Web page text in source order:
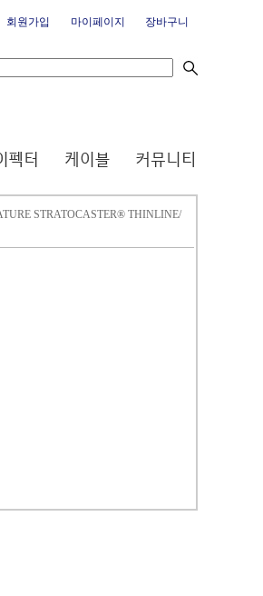
회원가입 마이페이지 장바구니
STRATOCASTER® THINLINE/